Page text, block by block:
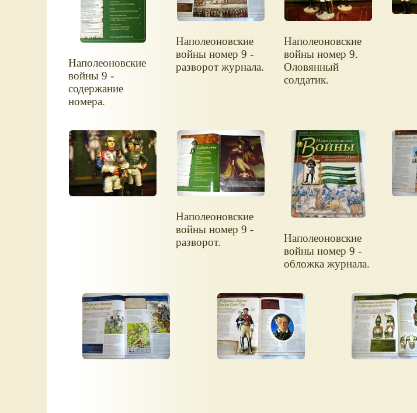
Наполеоновские
войны 9 -
содержание
номера.
Наполеоновские
войны номер 9 -
разворот журнала.
Наполеоновские
войны номер 9.
Оловянный
солдатик.
Наполеоновские
войны номер 9 -
разворот.
Наполеоновские
войны номер 9 -
обложка журнала.